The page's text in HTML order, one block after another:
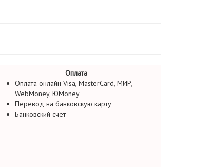
Оплата
Оплата онлайн Visa, MasterCard, МИР,
WebMoney, ЮMoney
Перевод на банковскую карту
Банковский счет